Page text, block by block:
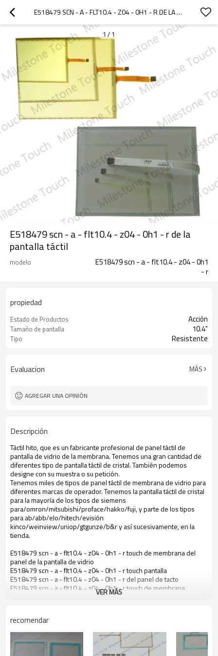
E518479 SCN - A - FLT10.4 - Z04 - 0H1 - R DE LA PANTALLA TÁCTIL
1 /1
E518479 scn - a - flt10.4 - z04 - 0h1 - r de la
pantalla táctil
modelo
E518479 scn - a - flt10.4 - z04 - 0h1
- r
propiedad
Estado de Productos Acción
Tamaño de pantalla 10.4"
Tipo Resistente
Evaluacion MÁS
AGREGAR UNA OPINIÓN
Descripción
Táctil hito, que es un fabricante profesional de panel táctil de
pantalla de vidrio de la membrana. Tenemos una gran cantidad de
diferentes tipo de pantalla táctil de cristal. También podemos
designe con su muestra o su petición.
Tenemos miles de tipos de panel táctil de membrana de vidrio para
diferentes marcas de operador. Tenemos la pantalla táctil de cristal
para la mayoría de los tipos de siemens
para/omron/mitsubishi/proface/hakko/fuji, y parte de los tipos
para ab/abb/elo/hitech/evisión
kinco/weinview/uniop/gtgunze/b&r y así sucesivamente, en la
tienda.
E518479 scn - a - flt10.4 - z04 - 0h1 - r touch de membrana del
panel de la pantalla de vidrio
E518479 scn - a - flt10.4 - z04 - 0h1 - r touch pantalla
E518479 scn - a - flt10.4 - z04 - 0h1 - r del panel de tacto
E518479 scn - a - flt10.4 - z04 - 0h1 - r touch de membrana
VER MÁS
recomendar